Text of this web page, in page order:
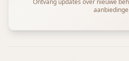
Ontvang updates over nieuwe